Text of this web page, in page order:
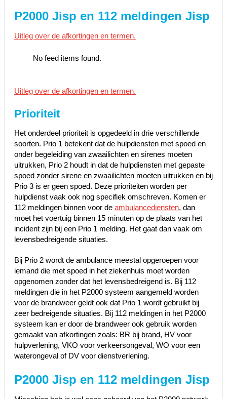
P2000 Jisp en 112 meldingen Jisp
Uitleg over de afkortingen en termen.
No feed items found.
Uitleg over de afkortingen en termen.
Prioriteit
Het onderdeel prioriteit is opgedeeld in drie verschillende
soorten. Prio 1 betekent dat de hulpdiensten met spoed en
onder begeleiding van zwaailichten en sirenes moeten
uitrukken, Prio 2 houdt in dat de hulpdiensten met gepaste
spoed zonder sirene en zwaailichten moeten uitrukken en bij
Prio 3 is er geen spoed. Deze prioriteiten worden per
hulpdienst vaak ook nog specifiek omschreven. Komen er
112 meldingen binnen voor de ambulancediensten, dan
moet het voertuig binnen 15 minuten op de plaats van het
incident zijn bij een Prio 1 melding. Het gaat dan vaak om
levensbedreigende situaties.
Bij Prio 2 wordt de ambulance meestal opgeroepen voor
iemand die met spoed in het ziekenhuis moet worden
opgenomen zonder dat het levensbedreigend is. Bij 112
meldingen die in het P2000 systeem aangemeld worden
voor de brandweer geldt ook dat Prio 1 wordt gebruikt bij
zeer bedreigende situaties. Bij 112 meldingen in het P2000
systeem kan er door de brandweer ook gebruik worden
gemaakt van afkortingen zoals: BR bij brand, HV voor
hulpverlening, VKO voor verkeersongeval, WO voor een
waterongeval of DV voor dienstverlening.
P2000 Jisp en 112 meldingen Jisp